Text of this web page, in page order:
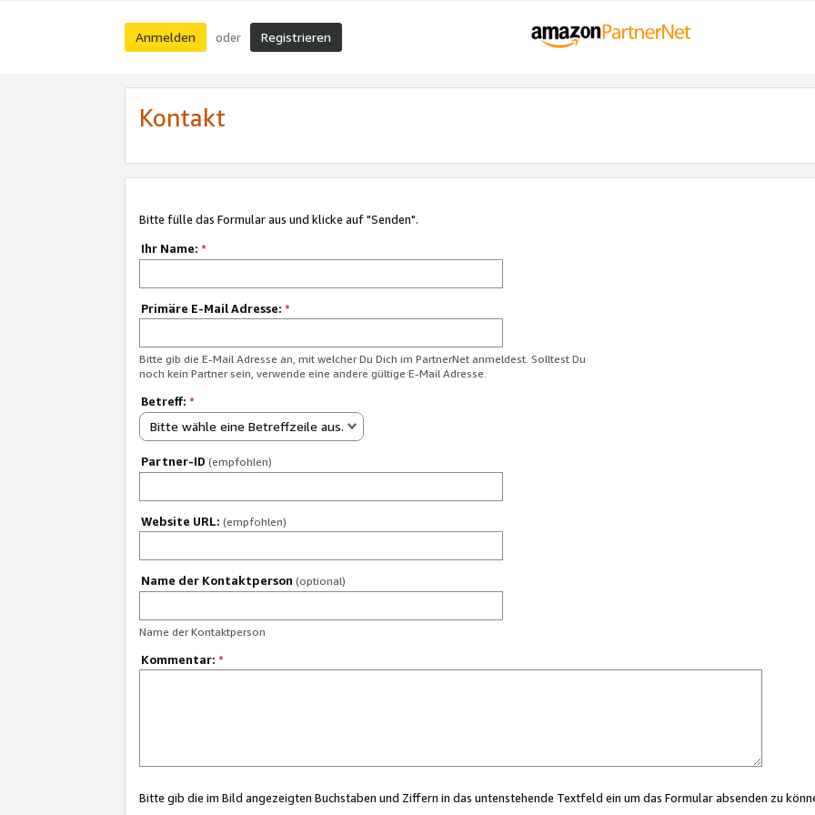
Anmelden oder Registrieren
Kontakt
Bitte fülle das Formular aus und klicke auf "Senden".
Ihr Name: *
Primäre E-Mail Adresse: *
Bitte gib die E-Mail Adresse an, mit welcher Du Dich im PartnerNet anmeldest. Solltest Du
noch kein Partner sein, verwende eine andere gültige E-Mail Adresse.
Betreff: *
Bitte wähle eine Betreffzeile aus.
Partner-ID (empfohlen)
Website URL: (empfohlen)
Name der Kontaktperson (optional)
Name der Kontaktperson
Kommentar: *
Bitte gib die im Bild angezeigten Buchstaben und Ziffern in das untenstehende Textfeld ein um das Formular absenden zu